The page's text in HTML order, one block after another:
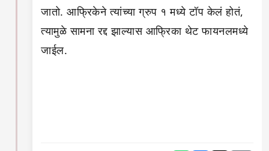
जातो. आफ्रिकेने त्यांच्या ग्रुप १ मध्ये टॉप केलं होतं,
त्यामुळे सामना रद्द झाल्यास आफ्रिका थेट फायनलमध्ये
जाईल.